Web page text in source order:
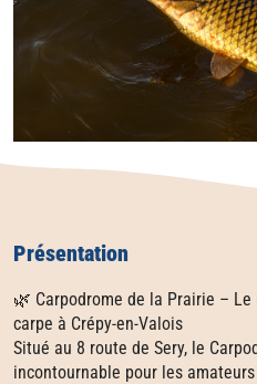
Présentation
🌿 Carpodrome de la Prairie – Le
carpe à Crépy‑en‑Valois
Situé au 8 route de Sery, le
incontournable pour les